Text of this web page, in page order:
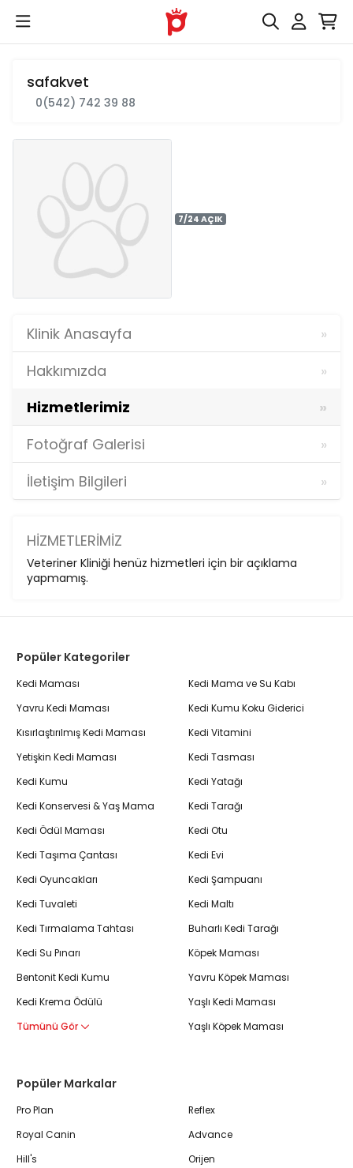
safakvet
0(542) 742 39 88
7/24 AÇIK
Klinik Anasayfa
Hakkımızda
Hizmetlerimiz
Fotoğraf Galerisi
İletişim Bilgileri
HIZMETLERIMIZ
Veteriner Kliniği henüz hizmetleri için bir açıklama
yapmamış.
Popüler Kategoriler
Kedi Maması
Yavru Kedi Maması
Kısırlaştırılmış Kedi Maması
Yetişkin Kedi Maması
Kedi Kumu
Kedi Konservesi & Yaş Mama
Kedi Ödül Maması
Kedi Taşıma Çantası
Kedi Oyuncakları
Kedi Tuvaleti
Kedi Tırmalama Tahtası
Kedi Su Pınarı
Bentonit Kedi Kumu
Kedi Krema Ödülü
Tümünü Gör
Kedi Mama ve Su Kabı
Kedi Kumu Koku Giderici
Kedi Vitamini
Kedi Tasması
Kedi Yatağı
Kedi Tarağı
Kedi Otu
Kedi Evi
Kedi Şampuanı
Kedi Maltı
Buharlı Kedi Tarağı
Köpek Maması
Yavru Köpek Maması
Yaşlı Kedi Maması
Yaşlı Köpek Maması
Popüler Markalar
Pro Plan
Royal Canin
Hill's
Reflex
Advance
Orijen